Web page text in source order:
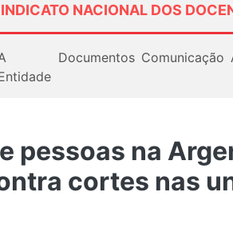
NACIONAL DOS
Documentos Comunicação
pessoas na
cortes nas